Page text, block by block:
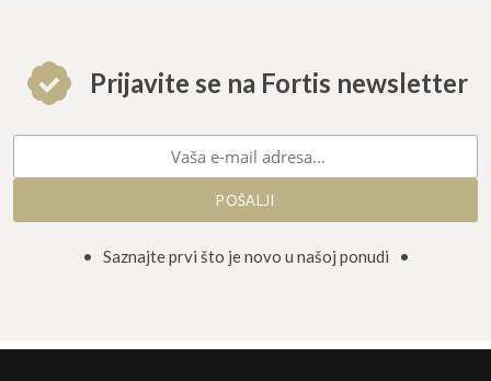
Prijavite se na Fortis newsletter
• Saznajte prvi što je novo u našoj ponudi •